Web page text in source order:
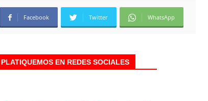
Facebook Twitter WhatsApp
PLATIQUEMOS EN REDES SOCIALES